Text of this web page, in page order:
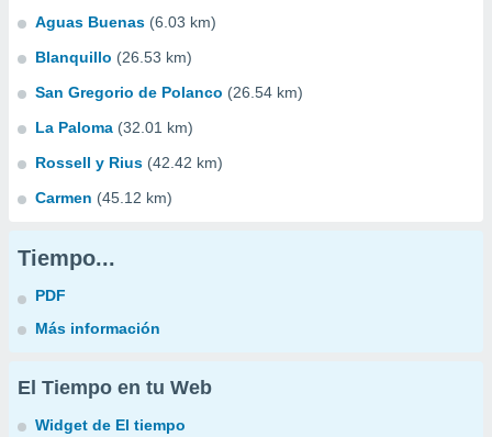
Aguas Buenas (6.03 km)
Blanquillo (26.53 km)
San Gregorio de Polanco (26.54 km)
La Paloma (32.01 km)
Rossell y Rius (42.42 km)
Carmen (45.12 km)
Tiempo...
PDF
Más información
El Tiempo en tu Web
Widget de El tiempo